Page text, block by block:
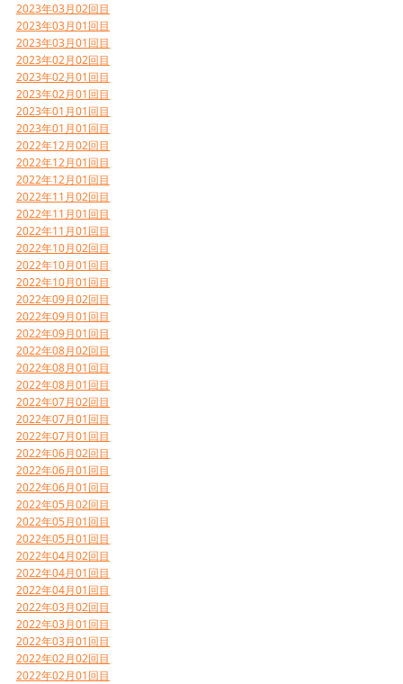
2023年03月02回目
2023年03月01回目
2023年03月01回目
2023年02月02回目
2023年02月01回目
2023年02月01回目
2023年01月01回目
2023年01月01回目
2022年12月02回目
2022年12月01回目
2022年12月01回目
2022年11月02回目
2022年11月01回目
2022年11月01回目
2022年10月02回目
2022年10月01回目
2022年10月01回目
2022年09月02回目
2022年09月01回目
2022年09月01回目
2022年08月02回目
2022年08月01回目
2022年08月01回目
2022年07月02回目
2022年07月01回目
2022年07月01回目
2022年06月02回目
2022年06月01回目
2022年06月01回目
2022年05月02回目
2022年05月01回目
2022年05月01回目
2022年04月02回目
2022年04月01回目
2022年04月01回目
2022年03月02回目
2022年03月01回目
2022年03月01回目
2022年02月02回目
2022年02月01回目